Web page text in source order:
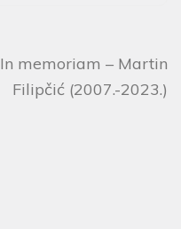
In memoriam – Martin
Filipčić (2007.-2023.)